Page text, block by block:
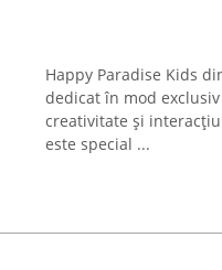
Happy Paradise Kids
dedicat în mod
creativitate și
este special ...